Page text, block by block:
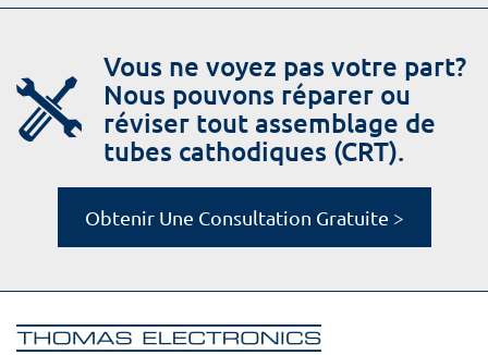
Vous ne voyez pas votre part?
Nous pouvons réparer ou
réviser tout assemblage de
tubes cathodiques (CRT).
Obtenir Une Consultation Gratuite >